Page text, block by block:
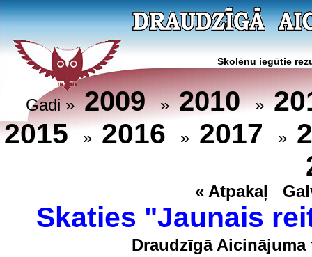
Skolēnu iegūtie
Gadi »2009»2010»
2015 » 2016 » 2017 »
« Atpakaļ
Skaties "Jaunais
Draudzīgā